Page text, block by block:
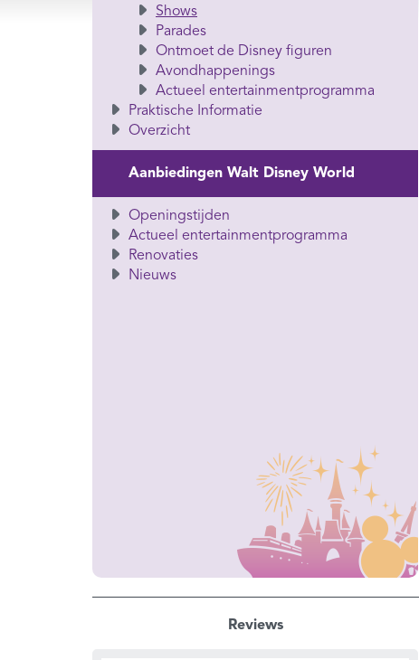
Shows
Parades
Ontmoet de Disney figuren
Avondhappenings
Actueel entertainmentprogramma
Praktische Informatie
Overzicht
Aanbiedingen Walt Disney World
Openingstijden
Actueel entertainmentprogramma
Renovaties
Nieuws
Reviews